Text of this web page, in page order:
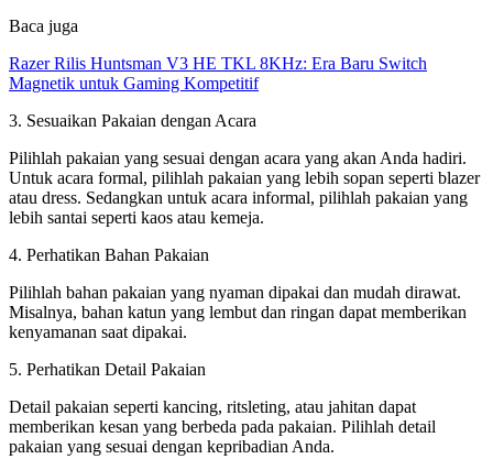
Baca juga
Razer Rilis Huntsman V3 HE TKL 8KHz: Era Baru Switch
Magnetik untuk Gaming Kompetitif
3. Sesuaikan Pakaian dengan Acara
Pilihlah pakaian yang sesuai dengan acara yang akan Anda hadiri.
Untuk acara formal, pilihlah pakaian yang lebih sopan seperti blazer
atau dress. Sedangkan untuk acara informal, pilihlah pakaian yang
lebih santai seperti kaos atau kemeja.
4. Perhatikan Bahan Pakaian
Pilihlah bahan pakaian yang nyaman dipakai dan mudah dirawat.
Misalnya, bahan katun yang lembut dan ringan dapat memberikan
kenyamanan saat dipakai.
5. Perhatikan Detail Pakaian
Detail pakaian seperti kancing, ritsleting, atau jahitan dapat
memberikan kesan yang berbeda pada pakaian. Pilihlah detail
pakaian yang sesuai dengan kepribadian Anda.